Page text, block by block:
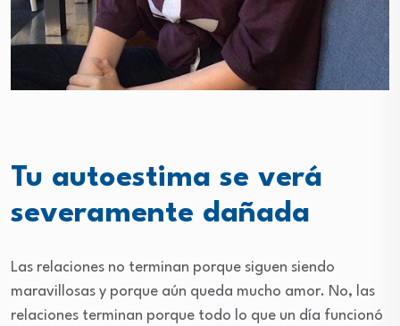
Tu autoestima se verá
severamente dañada
Las relaciones no terminan porque siguen siendo
maravillosas y porque aún queda mucho amor. No, las
relaciones terminan porque todo lo que un día funcionó